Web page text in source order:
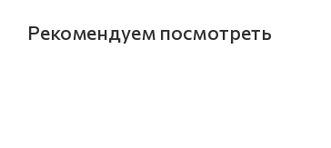
Рекомендуем посмотреть